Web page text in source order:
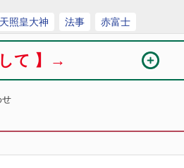
照皇大神 法事 赤富士
して 】→
せ